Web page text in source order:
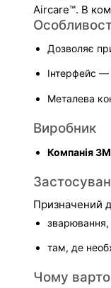
Aircare™. В
Дозволяє
Інтерфейс —
Металева
Виробник
Компанія 3M
Призначений
зварювання,
там, де
Чому